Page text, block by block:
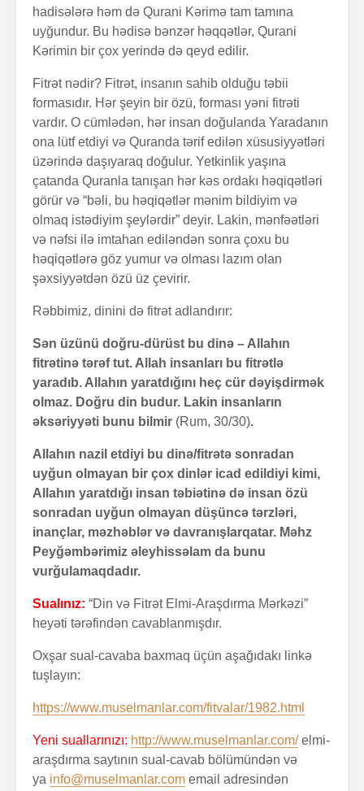
hadisələrə həm də Qurani Kərimə tam tamına
uyğundur. Bu hədisə bənzər həqqətlər, Qurani
Kərimin bir çox yerində də qeyd edilir.
Fitrət nədir? Fitrət, insanın sahib olduğu təbii
formasıdır. Hər şeyin bir özü, forması yəni fitrəti
vardır. O cümlədən, hər insan doğulanda Yaradanın
ona lütf etdiyi və Quranda tərif edilən xüsusiyyətləri
üzərində daşıyaraq doğulur. Yetkinlik yaşına
çatanda Quranla tanışan hər kəs ordakı həqiqətləri
görür və “bəli, bu həqiqətlər mənim bildiyim və
olmaq istədiyim şeylərdir” deyir. Lakin, mənfəətləri
və nəfsi ilə imtahan ediləndən sonra çoxu bu
həqiqətlərə göz yumur və olması lazım olan
şəxsiyyətdən özü üz çevirir.
Rəbbimiz, dinini də fitrət adlandırır:
Sən üzünü doğru-dürüst bu dinə – Allahın
fitrətinə tərəf tut. Allah insanları bu fitrətlə
yaradıb. Allahın yaratdığını heç cür dəyişdirmək
olmaz. Doğru din budur. Lakin insanların
əksəriyyəti bunu bilmir (Rum, 30/30).
Allahın nazil etdiyi bu dinə/fitrətə sonradan
uyğun olmayan bir çox dinlər icad edildiyi kimi,
Allahın yaratdığı insan təbiətinə də insan özü
sonradan uyğun olmayan düşüncə tərzləri,
inançlar, məzhəblər və davranışlarqatar. Məhz
Peyğəmbərimiz əleyhissəlam da bunu
vurğulamaqdadır.
Sualınız: “Din və Fitrət Elmi-Araşdırma Mərkəzi”
heyəti tərəfindən cavablanmışdır.
Oxşar sual-cavaba baxmaq üçün aşağıdakı linkə
tuşlayın:
https://www.muselmanlar.com/fitvalar/1982.html
Yeni suallarınızı: http://www.muselmanlar.com/elmi-
araşdırma saytının sual-cavab bölümündən və
ya info@muselmanlar.com email adresindən